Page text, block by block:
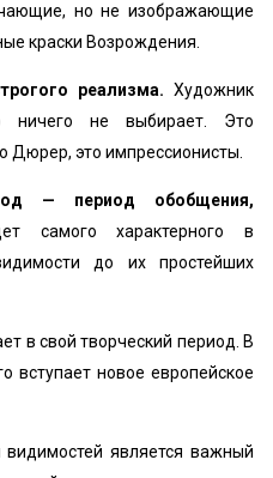
но не изображающие
краски Возрождения.
реализма. Художник
ничего не выбирает. Это
Дюрер, это импрессионисты.
— период обобщения,
самого характерного в
до их простейших
в свой творческий период. В
вступает новое европейское
является важный